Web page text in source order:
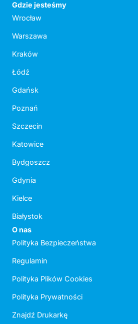
Gdzie jesteśmy
Wrocław
Warszawa
Kraków
Łódź
Gdańsk
Poznań
Szczecin
Katowice
Bydgoszcz
Gdynia
Kielce
Białystok
O nas
Polityka Bezpieczeństwa
Regulamin
Polityka Plików Cookies
Polityka Prywatności
Znajdź Drukarkę